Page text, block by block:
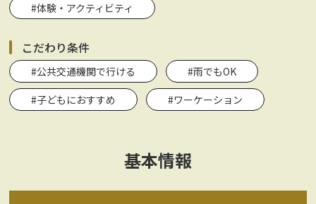
#体験・アクティビティ
こだわり条件
#公共交通機関で行ける
#雨でもOK
#子どもにおすすめ
#ワーケーション
基本情報